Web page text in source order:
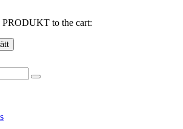
PRODUKT to the cart: